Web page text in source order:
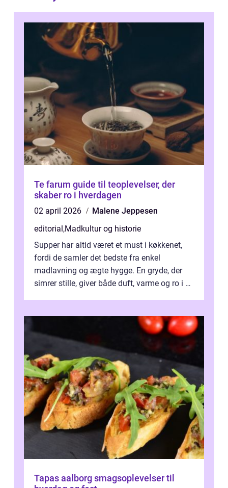
Te farum guide til teoplevelser, der
skaber ro i hverdagen
02 april 2026
Malene Jeppesen
editorial,Madkultur og historie
Supper har altid været et must i køkkenet,
fordi de samler det bedste fra enkel
madlavning og ægte hygge. En gryde, der
simrer stille, giver både duft, varme og ro i en
Tapas aalborg smagsoplevelser til